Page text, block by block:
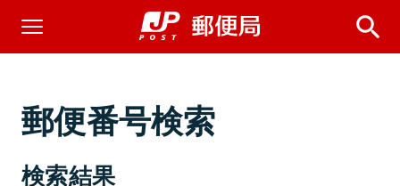
郵便番号検索
検索結果